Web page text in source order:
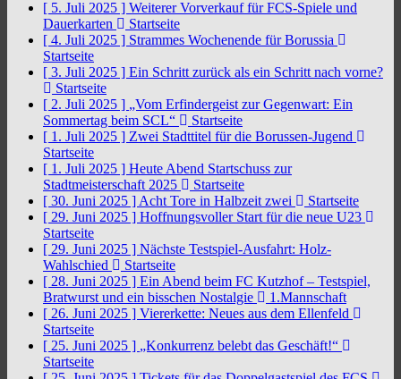
[ 5. Juli 2025 ] Weiterer Vorverkauf für FCS-Spiele und
Dauerkarten
Startseite
[ 4. Juli 2025 ] Strammes Wochenende für Borussia
Startseite
[ 3. Juli 2025 ] Ein Schritt zurück als ein Schritt nach vorne?
Startseite
[ 2. Juli 2025 ] „Vom Erfindergeist zur Gegenwart: Ein
Sommertag beim SCL“
Startseite
[ 1. Juli 2025 ] Zwei Stadttitel für die Borussen-Jugend
Startseite
[ 1. Juli 2025 ] Heute Abend Startschuss zur
Stadtmeisterschaft 2025
Startseite
[ 30. Juni 2025 ] Acht Tore in Halbzeit zwei
Startseite
[ 29. Juni 2025 ] Hoffnungsvoller Start für die neue U23
Startseite
[ 29. Juni 2025 ] Nächste Testspiel-Ausfahrt: Holz-
Wahlschied
Startseite
[ 28. Juni 2025 ] Ein Abend beim FC Kutzhof – Testspiel,
Bratwurst und ein bisschen Nostalgie
1.Mannschaft
[ 26. Juni 2025 ] Viererkette: Neues aus dem Ellenfeld
Startseite
[ 25. Juni 2025 ] „Konkurrenz belebt das Geschäft!“
Startseite